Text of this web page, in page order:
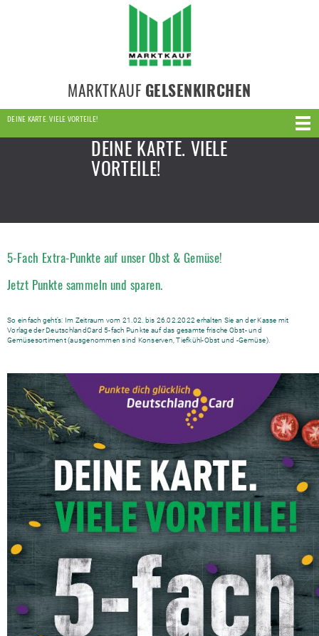
MARKTKAUF GELSENKIRCHEN
DEINE KARTE. VIELE VORTEILE!
DEINE KARTE. VIELE
VORTEILE!
5-Fach Extra-Punkte auf unser Obst & Gemüse!
Jetzt Punkte sammeln und sparen.
So einfach geht’s: Im Zeitraum vom 21.02. bis 26.02.2022 erhalten Sie an der Kasse mit
Vorlage der DeutschlandCard 5-fach Punkte auf das gesamte frische Obst- und
Gemüsesortiment (ausgenommen sind Konserven, Tiefkühl-Obst und -Gemüse).